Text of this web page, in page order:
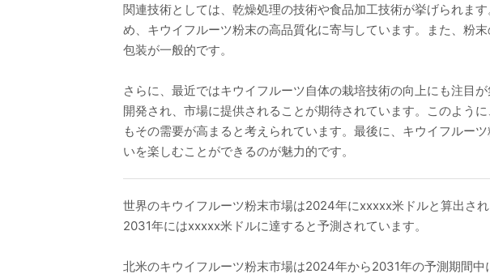
関連技術としては、乾燥処理の技術や食品加工技術が挙げられま
め、キウイフルーツ粉末の高品質化に寄与しています。また、粉
包装が一般的です。
さらに、最近ではキウイフルーツ自体の栽培技術の向上にも注目
開発され、市場に提供されることが期待されています。このよう
もその需要が高まると考えられています。最後に、キウイフルー
いを楽しむことができるのが魅力的です。
世界のキウイフルーツ粉末市場は2024年にxxxxx米ドルと算出さ
2031年にはxxxxx米ドルに達すると予測されています。
北米のキウイフルーツ粉末市場は2024年から2031年の予測期間